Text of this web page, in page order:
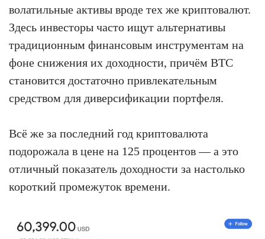
волатильные активы вроде тех же криптовалют.
Здесь инвесторы часто ищут альтернативы
традиционным финансовым инструментам на
фоне снижения их доходности, причём BTC
становится достаточно привлекательным
средством для диверсификации портфеля.
Всё же за последний год криптовалюта
подорожала в цене на 125 процентов — а это
отличный показатель доходности за настолько
короткий промежуток времени.